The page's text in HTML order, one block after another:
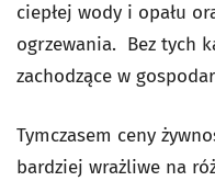
ciepłej wody i opału
ogrzewania. Bez tych
zachodzące w
Tymczasem ceny
bardziej wrażliwe na